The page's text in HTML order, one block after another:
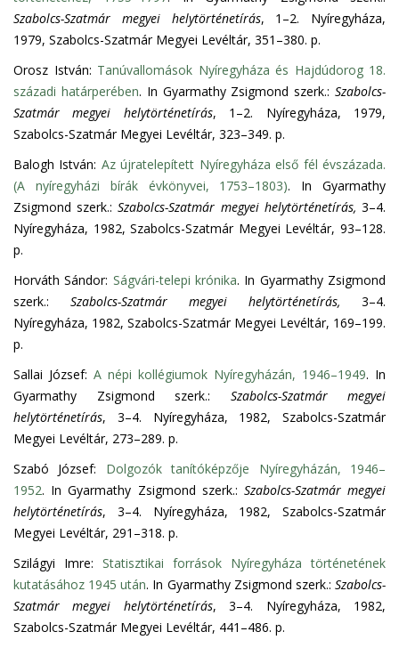
Szabolcs-Szatmár megyei helytörténetírás, 1–2. Nyíregyháza,
1979, Szabolcs-Szatmár Megyei Levéltár, 351–380. p.
Orosz István: Tanúvallomások Nyíregyháza és Hajdúdorog 18.
századi határperében. In Gyarmathy Zsigmond szerk.:Szabolcs-
Szatmár megyei helytörténetírás, 1–2. Nyíregyháza, 1979,
Szabolcs-Szatmár Megyei Levéltár, 323–349. p.
Balogh István: Az újratelepített Nyíregyháza első fél évszázada.
(A nyíregyházi bírák évkönyvei, 1753–1803). In Gyarmathy
Zsigmond szerk.:Szabolcs-Szatmár megyei helytörténetírás, 3–4.
Nyíregyháza, 1982, Szabolcs-Szatmár Megyei Levéltár, 93–128.
p.
Horváth Sándor: Ságvári-telepi krónika. In Gyarmathy Zsigmond
szerk.: Szabolcs-Szatmár megyei helytörténetírás, 3–4.
Nyíregyháza, 1982, Szabolcs-Szatmár Megyei Levéltár, 169–199.
p.
Sallai József: A népi kollégiumok Nyíregyházán, 1946–1949. In
Gyarmathy Zsigmond szerk.: Szabolcs-Szatmár megyei
helytörténetírás, 3–4. Nyíregyháza, 1982, Szabolcs-Szatmár
Megyei Levéltár, 273–289. p.
Szabó József: Dolgozók tanítóképzője Nyíregyházán, 1946–
1952. In Gyarmathy Zsigmond szerk.: Szabolcs-Szatmár megyei
helytörténetírás, 3–4. Nyíregyháza, 1982, Szabolcs-Szatmár
Megyei Levéltár, 291–318. p.
Szilágyi Imre: Statisztikai források Nyíregyháza történetének
kutatásához 1945 után. In Gyarmathy Zsigmond szerk.:Szabolcs-
Szatmár megyei helytörténetírás, 3–4. Nyíregyháza, 1982,
Szabolcs-Szatmár Megyei Levéltár, 441–486. p.